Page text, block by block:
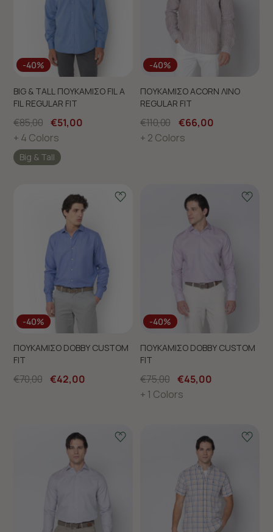
-40%
BIG & TALL ΠΟΥΚΑΜΙΣΟ FIL A
FIL REGULAR FIT
€85,00 €51,00
+ 4 Colors
Big & Tall
-40%
ΠΟΥΚΑΜΙΣΟ ACORN ΛΙΝΟ
REGULAR FIT
€110,00
€66,00
+ 2 Colors
-40%
ΠΟΥΚΑΜΙΣΟ DOBBY CUSTOM
FIT
€70,00 €42,00
-40%
ΠΟΥΚΑΜΙΣΟ DOBBY CUSTOM
FIT
€75,00 €45,00
+ 1 Colors